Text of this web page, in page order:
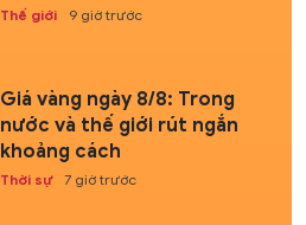
Thế giới 9 giờ trước
Giá vàng ngày 8/8: Trong
nước và thế giới rút ngắn
khoảng cách
Thời sự 7 giờ trước